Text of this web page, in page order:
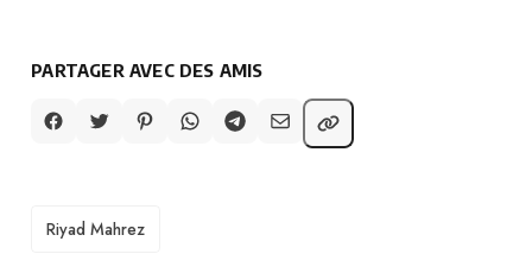
PARTAGER AVEC DES AMIS
TAGS
Riyad Mahrez